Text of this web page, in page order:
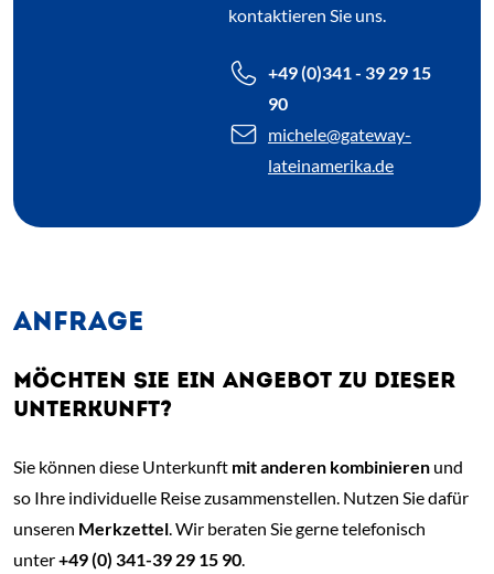
kontaktieren Sie uns.
+49 (0)341 - 39 29 15
90
michele@gateway-
lateinamerika.de
ANFRAGE
MÖCHTEN SIE EIN ANGEBOT ZU DIESER
UNTERKUNFT?
Sie können diese Unterkunft mit anderen kombinieren und
so Ihre individuelle Reise zusammenstellen. Nutzen Sie dafür
unseren Merkzettel . Wir beraten Sie gerne telefonisch
unter+49 (0) 341-39 29 15 90